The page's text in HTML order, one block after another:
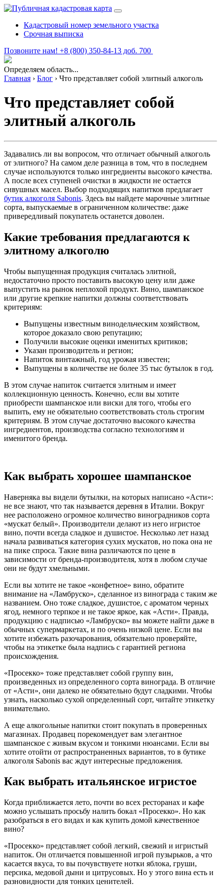
Кадастровый номер земельного участка
Срочная выписка
Позвоните нам! +8 (800) 350-84-13 доб. 700
Определяем область...
Главная › Блог › Что представляет собой элитный алкоголь
Что представляет собой
элитный алкоголь
Задавались ли вы вопросом, что отличает обычный алкоголь
от элитного? На самом деле разница в том, что в последнем
случае используются только ингредиенты высокого качества.
А после всех ступеней очистки в жидкости не остается
сивушных масел. Выбор подходящих напитков предлагает
бутик алкоголя Sabonis. Здесь вы найдете марочные элитные
сорта, выпускаемые в ограниченном количестве: даже
привередливый покупатель останется доволен.
Какие требования предлагаются к
элитному алкоголю
Чтобы выпущенная продукция считалась элитной,
недостаточно просто поставить высокую цену или даже
выпустить на рынок неплохой продукт. Вино, шампанское
или другие крепкие напитки должны соответствовать
критериям:
Выпущены известным винодельческим хозяйством,
которое доказало свою репутацию;
Получили высокие оценки именитых критиков;
Указан производитель и регион;
Напиток винтажный, год урожая известен;
Выпущены в количестве не более 35 тыс бутылок в год.
В этом случае напиток считается элитным и имеет
коллекционную ценность. Конечно, если вы хотите
приобрести шампанское или виски для того, чтобы его
выпить, ему не обязательно соответствовать столь строгим
критериям. В этом случае достаточно высокого качества
ингредиентов, производства согласно технологиям и
именитого бренда.
Как выбрать хорошее шампанское
Наверняка вы видели бутылки, на которых написано «Асти»:
не все знают, что так называется деревня в Италии. Вокруг
нее расположено огромное количество виноградников сорта
«мускат белый». Производители делают из него игристое
вино, почти всегда сладкое и душистое. Несколько лет назад
начала развиваться категория сухих мускатов, но пока она не
на пике спроса. Такие вина различаются по цене в
зависимости от бренда-производителя, хотя в любом случае
они не будут хмельными.
Если вы хотите не такое «конфетное» вино, обратите
внимание на «Ламбруско», сделанное из винограда с таким же
названием. Оно тоже сладкое, душистое, с ароматом черных
ягод, немного терпкое и не такое яркое, как «Асти». Правда,
продукцию с надписью «Ламбруско» вы можете найти даже в
обычных супермаркетах, и по очень низкой цене. Если вы
хотите избежать разочарования, обязательно проверяйте,
чтобы на этикетке была надпись с гарантией региона
происхождения.
«Просекко» тоже представляет собой группу вин,
произведенных из определенного сорта винограда. В отличие
от «Асти», они далеко не обязательно будут сладкими. Чтобы
узнать, насколько сухой определенный сорт, читайте этикетку
внимательно.
А еще алкогольные напитки стоит покупать в проверенных
магазинах. Продавец порекомендует вам элегантное
шампанское с живым вкусом и тонкими нюансами. Если вы
хотите отойти от распространенных вариантов, то в бутике
алкоголя Sabonis вас ждут интересные предложения.
Как выбрать итальянское игристое
Когда приближается лето, почти во всех ресторанах и кафе
можно услышать просьбу налить бокал «Просекко». Но как
разобраться в его видах и как купить домой качественное
вино?
«Просекко» представляет собой легкий, свежий и игристый
напиток. Он отличается повышенной игрой пузырьков, а что
касается вкуса, то вы почувствуете нотки яблока, груши,
персика, медовой дыни и цитрусовых. Но у этого вина есть и
разновидности для тонких ценителей.